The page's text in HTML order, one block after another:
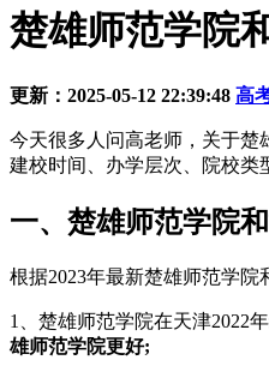
楚雄师范学院
更新：2025-05-12 22:39:48 高
今天很多人问高老师，关于楚
建校时间、办学层次、院校类
一、楚雄师范学院
根据2023年最新楚雄师范学
1、楚雄师范学院在天津2022
雄师范学院更好;